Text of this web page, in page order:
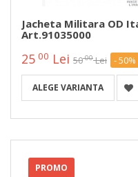
Jacheta Militara OD
Art.91035000
25 00 Lei 5000 Lei - 50%
ALEGE VARIANTA
PROMO